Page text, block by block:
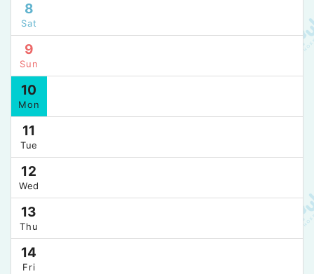
8
Sat
9
Sun
10
Mon
11
Tue
12
Wed
13
Thu
14
Fri